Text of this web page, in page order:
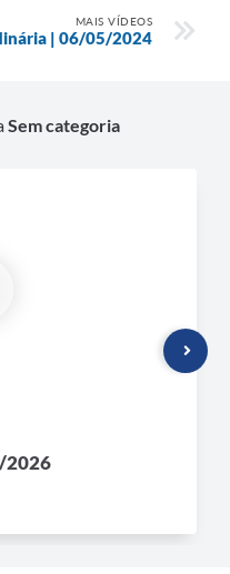
MAIS VÍDEOS
| 06/05/2024
Sem categoria
2026